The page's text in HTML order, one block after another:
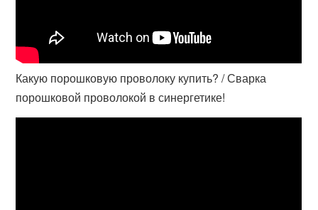
Какую порошковую проволоку купить? / Сварка
порошковой проволокой в синергетике!